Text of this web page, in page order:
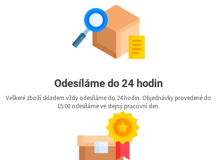
Odesíláme do 24 hodin
Veškeré zboží skladem vždy odesíláme do 24 hodin. Objednávky provedené do
15:00 odesíláme ve stejný pracovní den.